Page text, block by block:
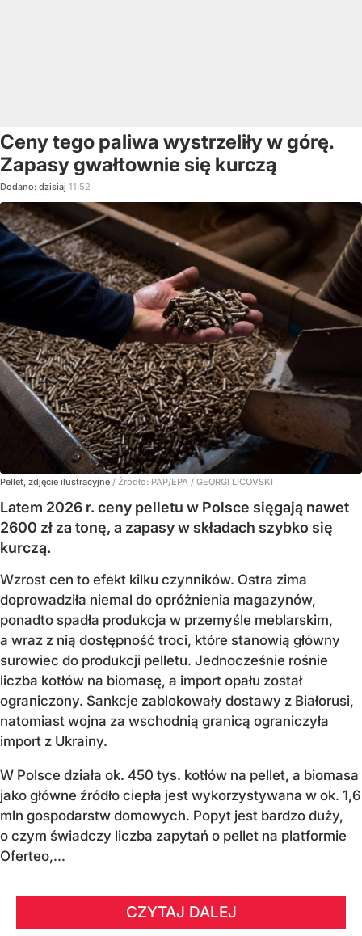
Ceny tego paliwa wystrzeliły w górę.
Zapasy gwałtownie się kurczą
Dodano: dzisiaj 11:52
Pellet, zdjęcie ilustracyjne / Źródło: PAP/EPA / GEORGI LICOVSKI
Latem 2026 r. ceny pelletu w Polsce sięgają nawet
2600 zł za tonę, a zapasy w składach szybko się
kurczą.
Wzrost cen to efekt kilku czynników. Ostra zima
doprowadziła niemal do opróżnienia magazynów,
ponadto spadła produkcja w przemyśle meblarskim,
a wraz z nią dostępność troci, które stanowią główny
surowiec do produkcji pelletu. Jednocześnie rośnie
liczba kotłów na biomasę, a import opału został
ograniczony. Sankcje zablokowały dostawy z Białorusi,
natomiast wojna za wschodnią granicą ograniczyła
import z Ukrainy.
W Polsce działa ok. 450 tys. kotłów na pellet, a biomasa
jako główne źródło ciepła jest wykorzystywana w ok. 1,6
mln gospodarstw domowych. Popyt jest bardzo duży,
o czym świadczy liczba zapytań o pellet na platformie
Oferteo,...
CZYTAJ DALEJ